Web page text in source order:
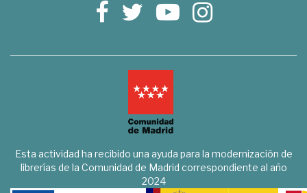
Esta actividad ha recibido una ayuda para la modernización de
librerías de la Comunidad de Madrid correspondiente al año
2024